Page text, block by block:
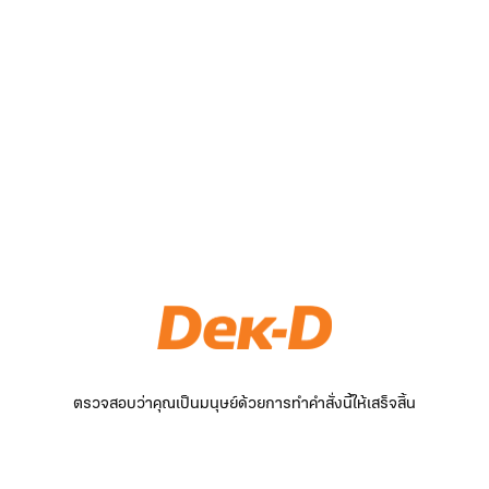
ตรวจสอบว่าคุณเป็นมนุษย์ด้วยการทำคำสั่งนี้ให้เสร็จสิ้น